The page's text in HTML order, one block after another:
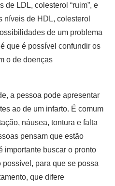
de LDL, colesterol “ruim”, e
níveis de HDL, colesterol
de um problema
que é possível confundir os
o de doenças
a pessoa pode apresentar
ao de um infarto. É comum
náusea, tontura e falta
pensam que estão
importante buscar o pronto
para que se possa
que difere